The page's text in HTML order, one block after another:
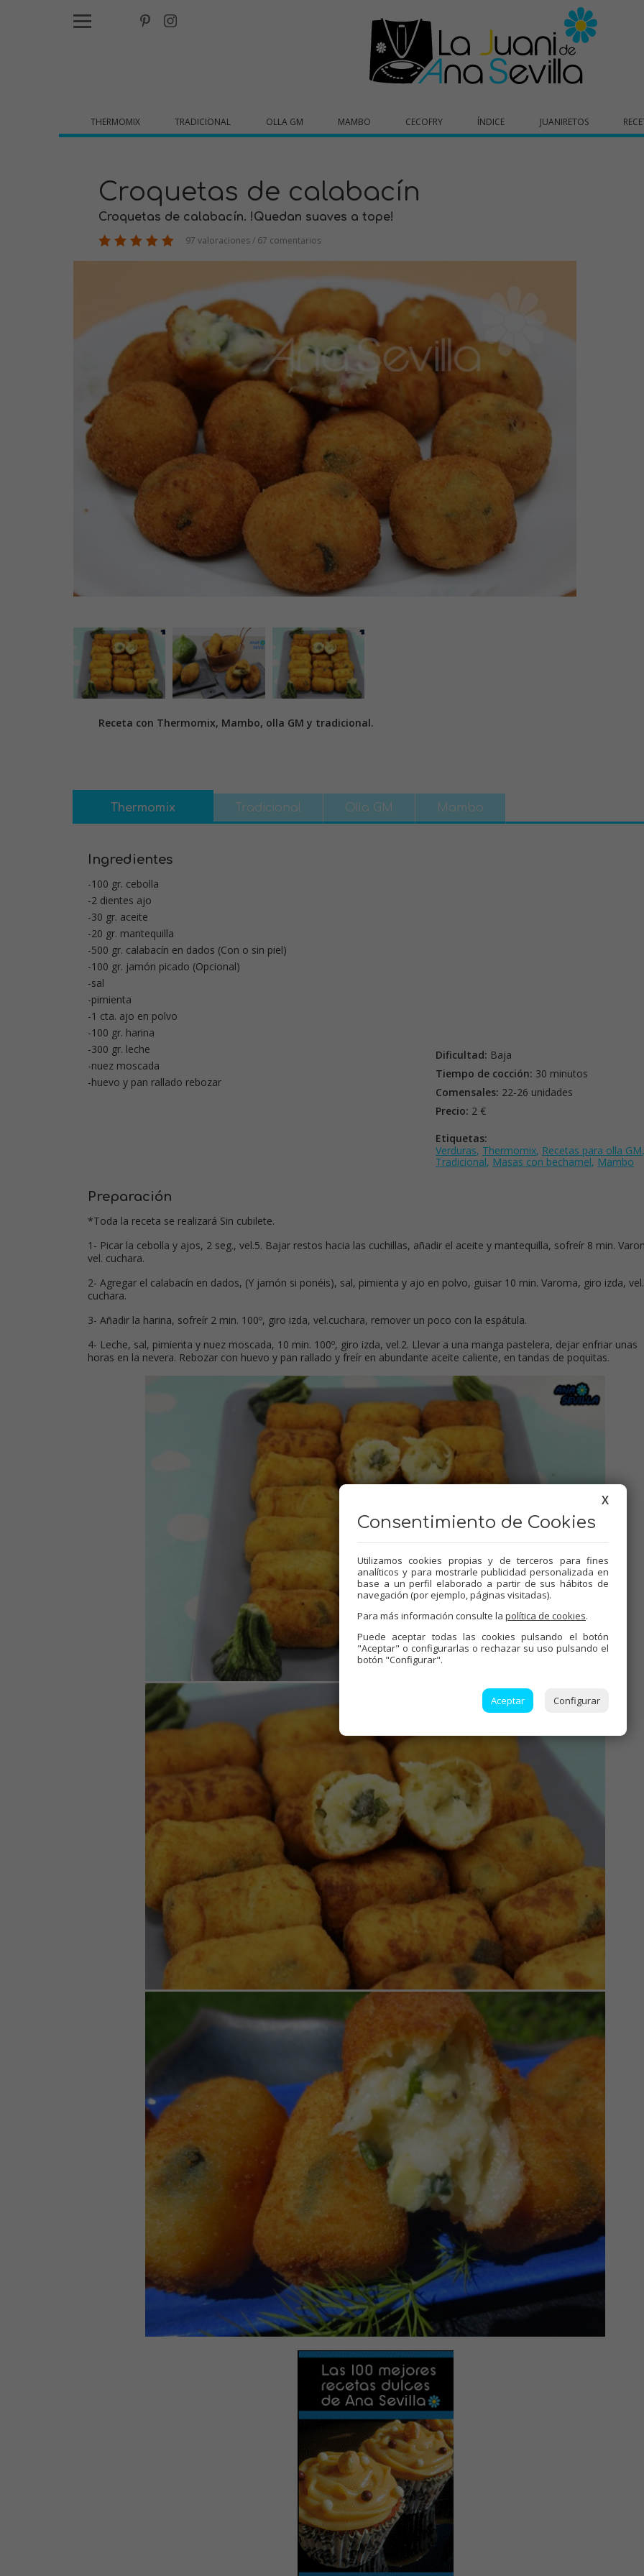
THERMOMIX TRADICIONAL OLLA GM MAMBO CECOFRY ÍNDICE JUANIRETOS
Croquetas de calabacín
Croquetas de calabacín. !Quedan suaves a tope!
97 valoraciones / 67 comentarios
Receta con Thermomix, Mambo, olla GM y tradicional.
Thermomix Tradicional Olla GM Mambo
Ingredientes
-100 gr. cebolla
-2 dientes ajo
-30 gr. aceite
-20 gr. mantequilla
-500 gr. calabacín en dados (Con o sin piel)
-100 gr. jamón picado (Opcional)
-sal
-pimienta
-1 cta. ajo en polvo
-100 gr. harina
-300 gr. leche
-nuez moscada
-huevo y pan rallado rebozar
Dificultad: Baja
Tiempo de cocción: 30 minutos
Comensales: 22-26 unidades
Precio: 2 €
Etiquetas:
Verduras, Thermomix, Recetas para olla GM,
Tradicional, Masas con bechamel, Mambo
Preparación
*Toda la receta se realizará Sin cubilete.
1- Picar la cebolla y ajos, 2 seg., vel.5. Bajar restos hacia las cuchillas, añadir el aceite y mantequilla, sofreír 8 min.
vel. cuchara.
2- Agregar el calabacín en dados, (Y jamón si ponéis), sal, pimienta y ajo en polvo, guisar 10 min. Varoma, giro izda, vel.
cuchara.
3- Añadir la harina, sofreír 2 min. 100º, giro izda, vel.cuchara, remover un poco con la espátula.
4- Leche, sal, pimienta y nuez moscada, 10 min. 100º, giro izda, vel.2. Llevar a una manga pastelera, dejar enfriar unas
horas en la nevera. Rebozar con huevo y pan rallado y freír en abundante aceite caliente, en tandas de poquitas.
X
Consentimiento de Cookies
Utilizamos cookies propias y de terceros para fines
analíticos y para mostrarle publicidad personalizada en
base a un perfil elaborado a partir de sus hábitos de
navegación (por ejemplo, páginas visitadas).
Para más información consulte la política de cookies.
Puede aceptar todas las cookies pulsando el botón
"Aceptar" o configurarlas o rechazar su uso pulsando el
botón "Configurar".
Aceptar Configurar